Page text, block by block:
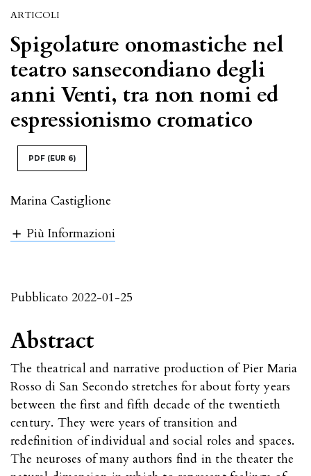
ARTICOLI
Spigolature onomastiche nel
teatro sansecondiano degli
anni Venti, tra non nomi ed
espressionismo cromatico
PDF (EUR 6)
Marina Castiglione
Più Informazioni
Pubblicato 2022-01-25
Abstract
The theatrical and narrative production of Pier Maria
Rosso di San Secondo stretches for about forty years
between the first and fifth decade of the twentieth
century. They were years of transition and
redefinition of individual and social roles and spaces.
The neuroses of many authors find in the theater the